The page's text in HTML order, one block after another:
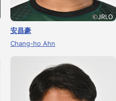
安昌豪
Chang-ho Ahn